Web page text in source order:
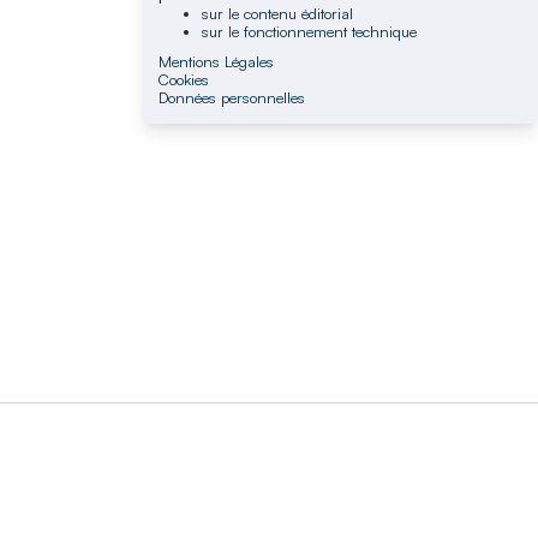
sur le contenu éditorial
sur le fonctionnement technique
Mentions Légales
Cookies
Données personnelles